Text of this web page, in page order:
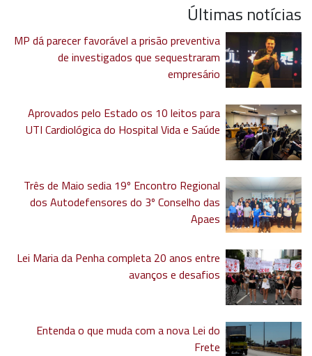
Últimas notícias
MP dá parecer favorável a prisão preventiva
de investigados que sequestraram
empresário
Aprovados pelo Estado os 10 leitos para
UTI Cardiológica do Hospital Vida e Saúde
Três de Maio sedia 19º Encontro Regional
dos Autodefensores do 3º Conselho das
Apaes
Lei Maria da Penha completa 20 anos entre
avanços e desafios
Entenda o que muda com a nova Lei do
Frete